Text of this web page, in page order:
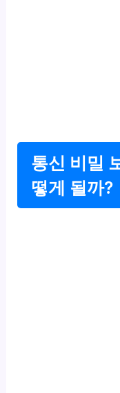
통신 비밀
떻게 될까?